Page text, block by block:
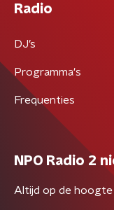
Radio
DJ’s
Programma's
Frequenties
NPO Radio 2
Altijd op de hoogte